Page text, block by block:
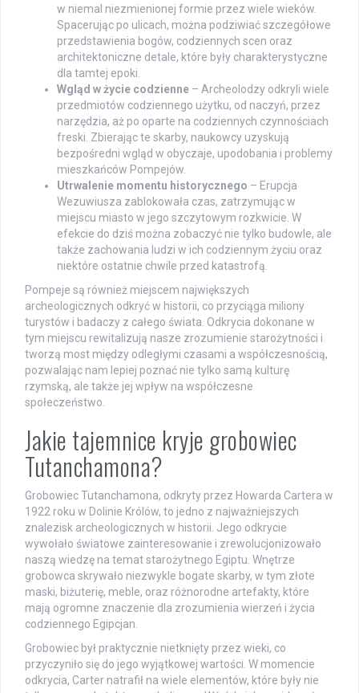
w niemal niezmienionej formie przez wiele wieków.
Spacerując po ulicach, można podziwiać szczegółowe
przedstawienia bogów, codziennych scen oraz
architektoniczne detale, które były charakterystyczne
dla tamtej epoki.
Wgląd w życie codzienne – Archeolodzy odkryli wiele
przedmiotów codziennego użytku, od naczyń, przez
narzędzia, aż po oparte na codziennych czynnościach
freski. Zbierając te skarby, naukowcy uzyskują
bezpośredni wgląd w obyczaje, upodobania i problemy
mieszkańców Pompejów.
Utrwalenie momentu historycznego – Erupcja
Wezuwiusza zablokowała czas, zatrzymując w
miejscu miasto w jego szczytowym rozkwicie. W
efekcie do dziś można zobaczyć nie tylko budowle, ale
także zachowania ludzi w ich codziennym życiu oraz
niektóre ostatnie chwile przed katastrofą.
Pompeje są również miejscem największych
archeologicznych odkryć w historii, co przyciąga miliony
turystów i badaczy z całego świata. Odkrycia dokonane w
tym miejscu rewitalizują nasze zrozumienie starożytności i
tworzą most między odległymi czasami a współczesnością,
pozwalając nam lepiej poznać nie tylko samą kulturę
rzymską, ale także jej wpływ na współczesne
społeczeństwo.
Jakie tajemnice kryje grobowiec
Tutanchamona?
Grobowiec Tutanchamona, odkryty przez Howarda Cartera w
1922 roku w Dolinie Królów, to jedno z najważniejszych
znalezisk archeologicznych w historii. Jego odkrycie
wywołało światowe zainteresowanie i zrewolucjonizowało
naszą wiedzę na temat starożytnego Egiptu. Wnętrze
grobowca skrywało niezwykle bogate skarby, w tym złote
maski, biżuterię, meble, oraz różnorodne artefakty, które
mają ogromne znaczenie dla zrozumienia wierzeń i życia
codziennego Egipcjan.
Grobowiec był praktycznie nietknięty przez wieki, co
przyczyniło się do jego wyjątkowej wartości. W momencie
odkrycia, Carter natrafił na wiele elementów, które były nie